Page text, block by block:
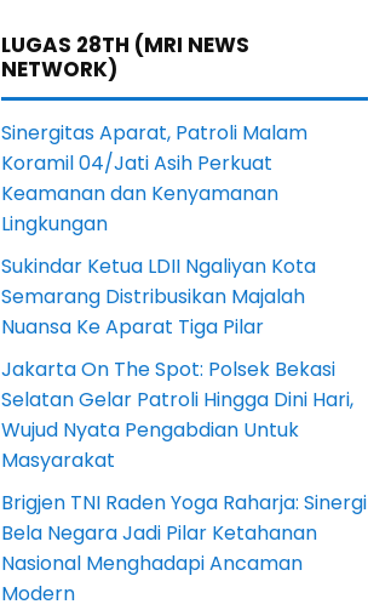
LUGAS 28TH (MRI NEWS
NETWORK)
Sinergitas Aparat, Patroli Malam
Koramil 04/Jati Asih Perkuat
Keamanan dan Kenyamanan
Lingkungan
Sukindar Ketua LDII Ngaliyan Kota
Semarang Distribusikan Majalah
Nuansa Ke Aparat Tiga Pilar
Jakarta On The Spot: Polsek Bekasi
Selatan Gelar Patroli Hingga Dini Hari,
Wujud Nyata Pengabdian Untuk
Masyarakat
Brigjen TNI Raden Yoga Raharja: Sinergi
Bela Negara Jadi Pilar Ketahanan
Nasional Menghadapi Ancaman
Modern